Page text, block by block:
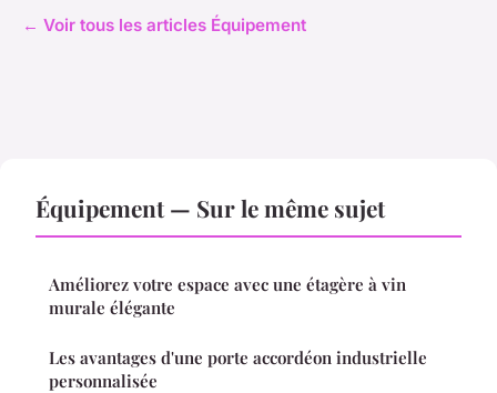
← Voir tous les articles Équipement
Équipement — Sur le même sujet
Améliorez votre espace avec une étagère à vin
murale élégante
Les avantages d'une porte accordéon industrielle
personnalisée